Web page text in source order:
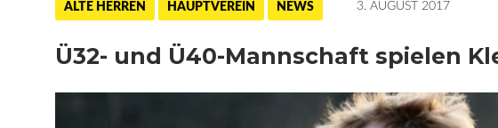
ALTE HERREN HAUPTVEREIN NEWS 3. AUGUST 2017
Ü32- und Ü40-Mannschaft spielen